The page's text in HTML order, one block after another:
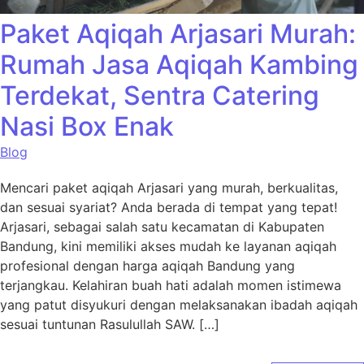
Paket Aqiqah Arjasari Murah:
Rumah Jasa Aqiqah Kambing
Terdekat, Sentra Catering
Nasi Box Enak
Blog
Mencari paket aqiqah Arjasari yang murah, berkualitas,
dan sesuai syariat? Anda berada di tempat yang tepat!
Arjasari, sebagai salah satu kecamatan di Kabupaten
Bandung, kini memiliki akses mudah ke layanan aqiqah
profesional dengan harga aqiqah Bandung yang
terjangkau. Kelahiran buah hati adalah momen istimewa
yang patut disyukuri dengan melaksanakan ibadah aqiqah
sesuai tuntunan Rasulullah SAW. […]